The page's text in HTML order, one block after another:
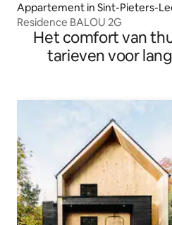
Appartement in Sint-Pieters-
Residence BALOU 2G
Het comfort van
tarieven voor